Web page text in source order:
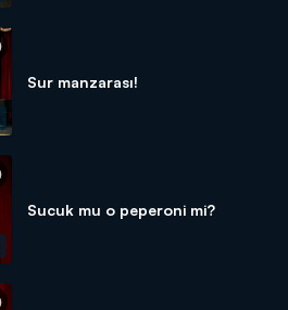
Sur manzarası!
Sucuk mu o peperoni mi?